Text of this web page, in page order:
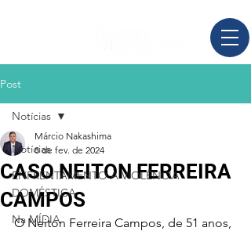
Post
Notícias
ENFRENTAMENTO À VIOLÊNCIA
DOMÉSTICA
Na MÍDIA
Notícias
CASO NEITON FERREIRA
CAMPOS
Márcio Nakashima
8 de fev. de 2024
O Neiton Ferreira Campos, de 51 anos,